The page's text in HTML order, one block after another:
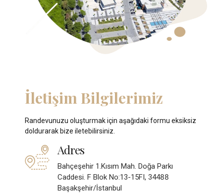
İletişim Bilgilerimiz
Randevunuzu oluşturmak için aşağıdaki formu eksiksiz
doldurarak bize iletebilirsiniz.
Adres
Bahçeşehir 1.Kısım Mah. Doğa Parkı
Caddesi. F Blok No:13-15FI, 34488
Başakşehir/İstanbul